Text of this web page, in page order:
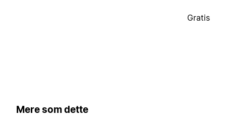
Gratis
Mere som dette